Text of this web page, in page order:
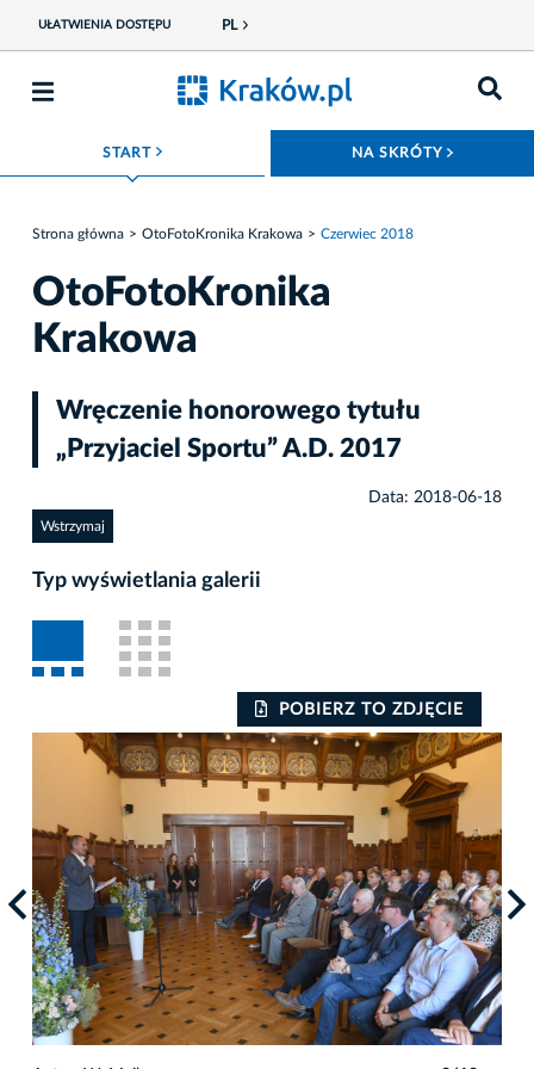
UŁATWIENIA DOSTĘPU PL
START ROZWIŃ MENU NA SKRÓTY
Strona główna OtoFotoKronika Krakowa Czerwiec 2018
OtoFotoKronika
Krakowa
Wręczenie honorowego tytułu
„Przyjaciel Sportu” A.D. 2017
Data: 2018-06-18
Wstrzymaj
Typ wyświetlania galerii
POBIERZ TO ZDJĘCIE